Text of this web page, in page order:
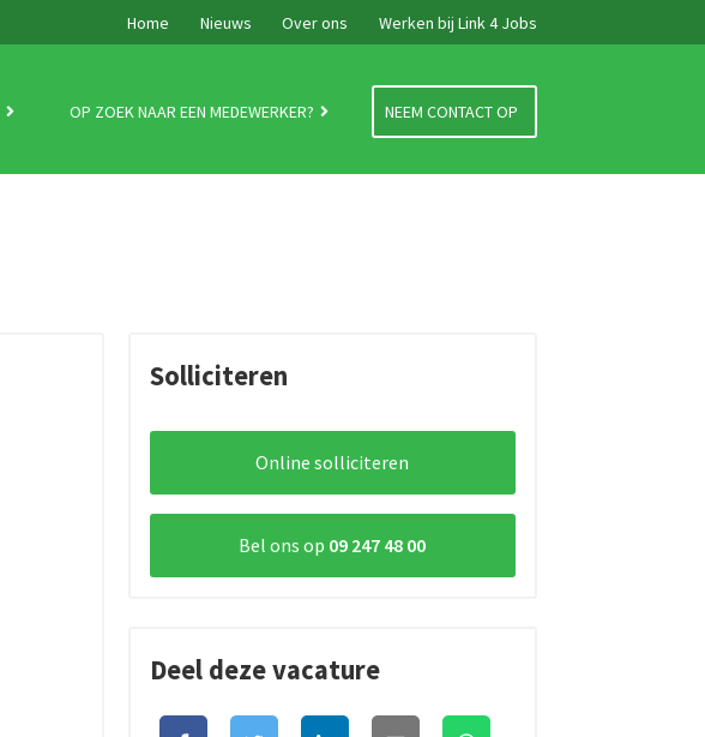
Home Nieuws Over ons Werken bij Link 4 Jobs
OP ZOEK NAAR EEN MEDEWERKER? NEEM CONTACT OP
Solliciteren
Online solliciteren
Bel ons op 09 247 48 00
Deel deze vacature